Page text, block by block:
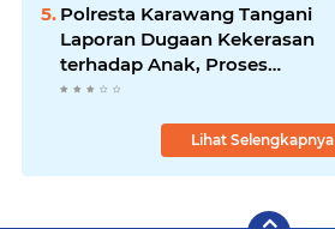
Polresta Karawang Tangani
Laporan Dugaan Kekerasan
terhadap Anak, Proses
Penyelidikan Dilakukan Satres
Lihat Selengkapnya